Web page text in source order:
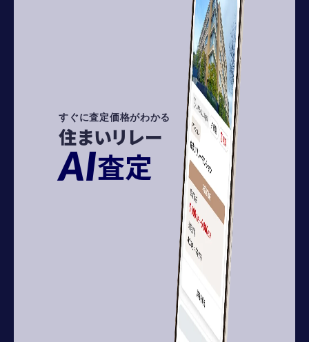
すぐに査定価格がわかる
住まいリレー
AI査定